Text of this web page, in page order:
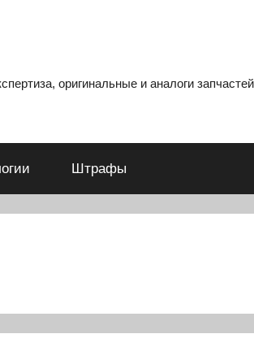
оригинальные и аналоги
Штрафы